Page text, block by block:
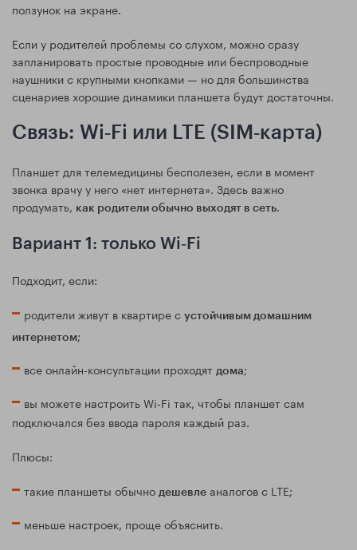
ползунок на экране.
Если у родителей проблемы со слухом, можно сразу
запланировать простые проводные или беспроводные
наушники с крупными кнопками — но для большинства
сценариев хорошие динамики планшета будут достаточны.
Связь: Wi‑Fi или LTE (SIM‑карта)
Планшет для телемедицины бесполезен, если в момент
звонка врачу у него «нет интернета». Здесь важно
продумать, как родители обычно выходят в сеть.
Вариант 1: только Wi‑Fi
Подходит, если:
родители живут в квартире с устойчивым домашним
интернетом;
все онлайн-консультации проходят дома;
вы можете настроить Wi‑Fi так, чтобы планшет сам
подключался без ввода пароля каждый раз.
Плюсы:
такие планшеты обычно дешевле аналогов с LTE;
меньше настроек, проще объяснить.